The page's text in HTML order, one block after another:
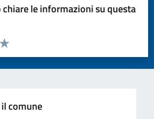
chiare le informazioni su questa
la pagina
5 stelle su 5
4 stelle su 5
su 5
su 5
5
comune